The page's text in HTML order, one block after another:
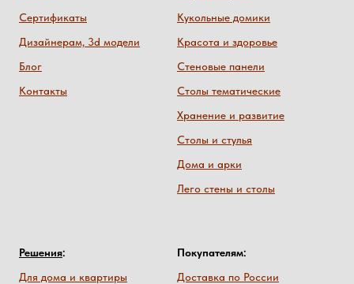
Сертификаты
Дизайнерам, 3d модели
Блог
Контакты
Кукольные домики
Красота и здоровье
Стеновые панели
Столы тематические
Хранение и развитие
Столы и стулья
Дома и арки
Лего стены и столы
Решения:
Для дома и квартиры
Покупателям:
Доставка по России